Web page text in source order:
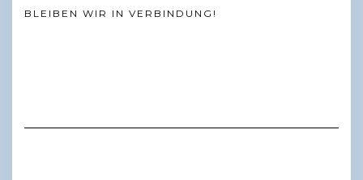
BLEIBEN WIR IN VERBINDUNG!